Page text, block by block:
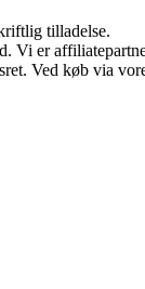
tilladelse.
Vi er
Ved køb via